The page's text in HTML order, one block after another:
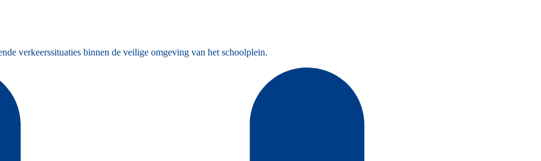
verkeerssituaties binnen de veilige omgeving van het schoolplein.